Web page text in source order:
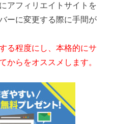
アフィリエイトサイトを
ーに変更する際に手間が
る程度にし、本格的にサ
からをオススメします。